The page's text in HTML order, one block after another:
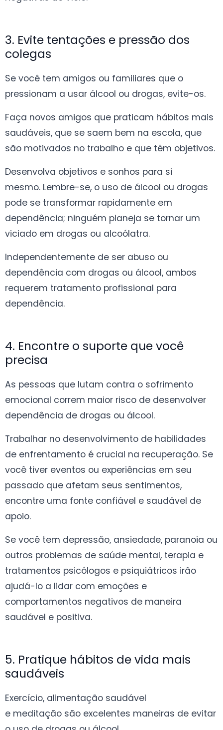
3. Evite tentações e pressão dos
colegas
Se você tem amigos ou familiares que o
pressionam a usar álcool ou drogas, evite-os.
Faça novos amigos que praticam hábitos mais
saudáveis, que se saem bem na escola, que
são motivados no trabalho e que têm objetivos.
Desenvolva objetivos e sonhos para si
mesmo. Lembre-se, o uso de álcool ou drogas
pode se transformar rapidamente em
dependência; ninguém planeja se tornar um
viciado em drogas ou alcoólatra.
Independentemente de ser abuso ou
dependência com drogas ou álcool, ambos
requerem tratamento profissional para
dependência.
4. Encontre o suporte que você
precisa
As pessoas que lutam contra o sofrimento
emocional correm maior risco de desenvolver
dependência de drogas ou álcool.
Trabalhar no desenvolvimento de habilidades
de enfrentamento é crucial na recuperação. Se
você tiver eventos ou experiências em seu
passado que afetam seus sentimentos,
encontre uma fonte confiável e saudável de
apoio.
Se você tem depressão, ansiedade, paranoia ou
outros problemas de saúde mental, terapia e
tratamentos psicólogos e psiquiátricos irão
ajudá-lo a lidar com emoções e
comportamentos negativos de maneira
saudável e positiva.
5. Pratique hábitos de vida mais
saudáveis
Exercício, alimentação saudável
e meditação são excelentes maneiras de evitar